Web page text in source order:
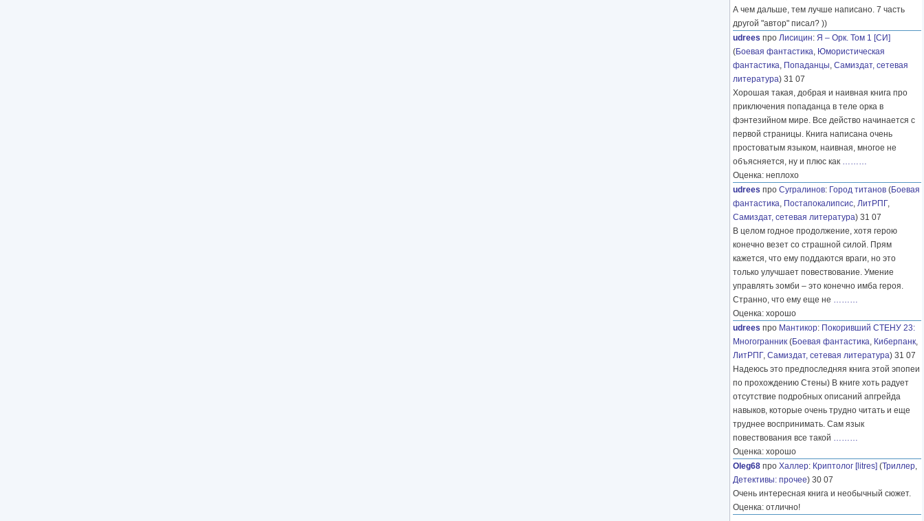
А чем дальше, тем лучше написано. 7 часть
другой "автор" писал? ))
udrees про Лисицин: Я – Орк. Том 1 [СИ]
(Боевая фантастика, Юмористическая
фантастика, Попаданцы, Самиздат, сетевая
литература) 31 07
Хорошая такая, добрая и наивная книга про
приключения попаданца в теле орка в
фэнтезийном мире. Все действо начинается с
первой страницы. Книга написана очень
простоватым языком, наивная, многое не
объясняется, ну и плюс как ………
Оценка: неплохо
udrees про Сугралинов: Город титанов (Боевая
фантастика, Постапокалипсис, ЛитРПГ,
Самиздат, сетевая литература) 31 07
В целом годное продолжение, хотя герою
конечно везет со страшной силой. Прям
кажется, что ему поддаются враги, но это
только улучшает повествование. Умение
управлять зомби – это конечно имба героя.
Странно, что ему еще не ………
Оценка: хорошо
udrees про Мантикор: Покоривший СТЕНУ 23:
Многогранник (Боевая фантастика, Киберпанк,
ЛитРПГ, Самиздат, сетевая литература) 31 07
Надеюсь это предпоследняя книга этой эпопеи
по прохождению Стены) В книге хоть радует
отсутствие подробных описаний апгрейда
навыков, которые очень трудно читать и еще
труднее воспринимать. Сам язык
повествования все такой ………
Оценка: хорошо
Oleg68 про Халлер: Криптолог [litres] (Триллер,
Детективы: прочее) 30 07
Очень интересная книга и необычный сюжет.
Оценка: отлично!